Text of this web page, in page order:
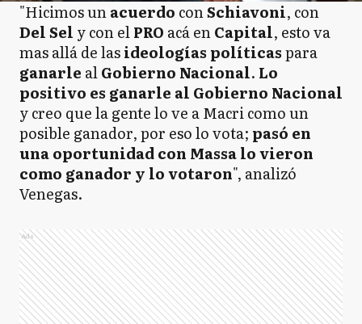
"Hicimos unacuerdo conSchiavoni, con
Del Sel y con elPRO acá enCapital, esto va
mas allá de lasideologías políticaspara
ganarle alGobierno Nacional. Lo
positivo es ganarle al Gobierno Nacional
y creo que la gente lo ve a Macri como un
posible ganador, por eso lo vota; pasó en
una oportunidad con Massa lo vieron
como ganador y lo votaron", analizó
Venegas.
Ads